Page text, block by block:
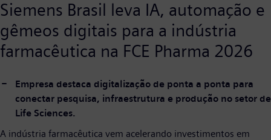
Siemens Brasil leva IA, automação e
gêmeos digitais para a indústria
farmacêutica na FCE Pharma 2026
Empresa destaca digitalização de ponta a ponta para
conectar pesquisa, infraestrutura e produção no setor de
Life Sciences.
A indústria farmacêutica vem acelerando investimentos em